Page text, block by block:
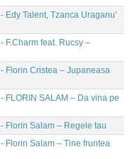
- Edy Talent, Tzanca Uraganu’
- F.Charm feat. Rucsy –
- Florin Cristea – Jupaneasa
- FLORIN SALAM – Da vina pe
- Florin Salam – Regele tau
- Florin Salam – Tine fruntea